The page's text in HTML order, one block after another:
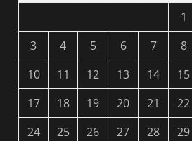
1
3
4 5 6 7 8
10
11 12 13 14 15
17
18 19 20 21 22
24
25 26 27 28 29